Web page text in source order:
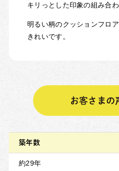
キリっとした印象の組み合わ
明るい柄のクッションフロ
きれいです。
お客さまの
築年数
約29年